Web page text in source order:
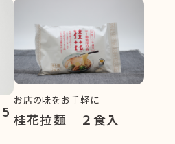
お店の味をお手軽に
桂花拉麺 ２食入